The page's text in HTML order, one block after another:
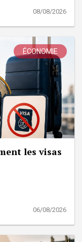
08/08/2026
ÉCONOMIE
les visas
06/08/2026